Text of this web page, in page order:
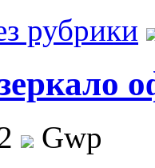
рубрики
Gwp